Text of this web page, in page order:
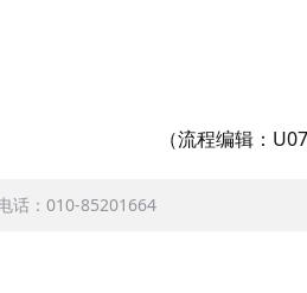
（流程编辑：
话：010-85201664